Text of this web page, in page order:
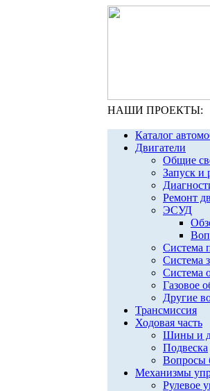
НАШИ ПРОЕКТЫ:
Каталог
Двигатели
Общие
Запуск и
Ремонт
ЭСУД
Система
Система
Система
Газовое
Другие
Трансмиссия
Ходовая часть
Шины и
Подвеска
Вопросы
Механизмы
Рулевое